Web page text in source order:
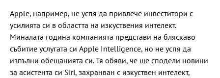
Apple, например, не успя да привлече инвеститори с
усилията си в областта на изкуствения интелект.
Миналата година компанията представи на бляскаво
събитие услугата си Apple Intelligence, но не успя да
изпълни обещанията си. Тя обяви, че ще сподели новини
за асистента си Siri, захранван с изкуствен интелект,